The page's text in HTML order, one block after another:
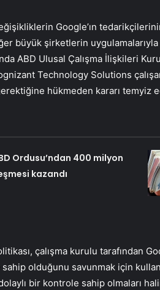
Google’ın
büyük şirketlerin
ABD Ulusal Çalışma İlişkileri
Technology Solutions
hükmeden kararı temyiz
Ordusu’ndan 400 milyon
kazandı
çalışma kurulu tarafından
olduğunu savunmak için
bir kontrole sahip olmaları